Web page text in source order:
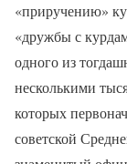
«приручению»
«дружбы с
одного из
несколькими
которых
советской